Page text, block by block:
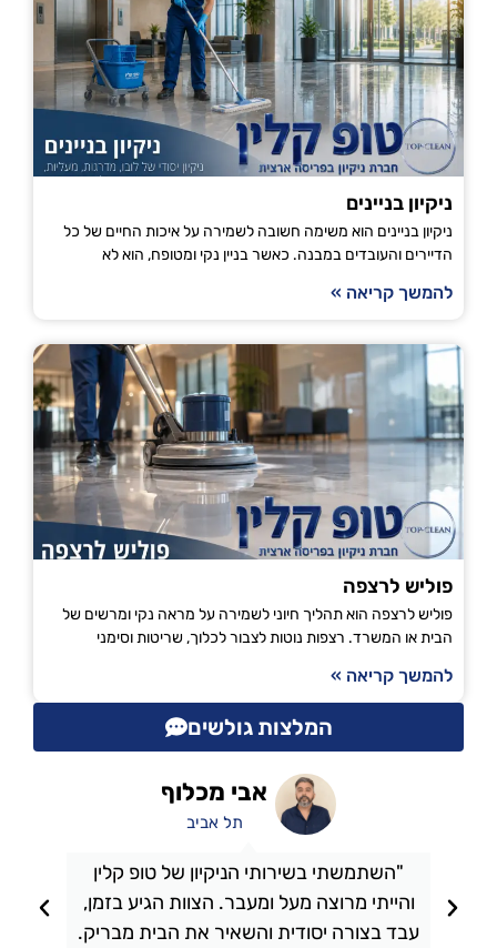
ניקיון בניינים
ניקיון בניינים הוא משימה חשובה לשמירה על איכות החיים של כל
הדיירים והעובדים במבנה. כאשר בניין נקי ומטופח, הוא לא
להמשך קריאה »
פוליש לרצפה
פוליש לרצפה הוא תהליך חיוני לשמירה על מראה נקי ומרשים של
הבית או המשרד. רצפות נוטות לצבור לכלוך, שריטות וסימני
להמשך קריאה »
המלצות גולשים
"השתמשתי בשירותי הניקיון של טופ קלין
והייתי מרוצה מעל ומעבר. הצוות הגיע בזמן,
עבד בצורה יסודית והשאיר את הבית מבריק.
אבי מכלוף
תל אביב